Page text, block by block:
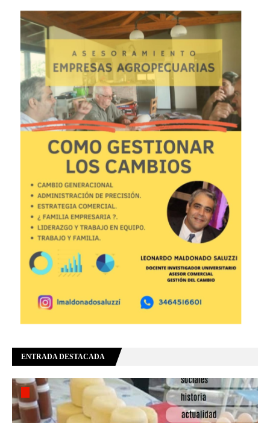
ENTRADA DESTACADA